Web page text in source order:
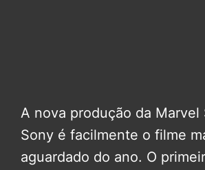
A nova produção da Marvel
Sony é facilmente o filme
aguardado do ano. O